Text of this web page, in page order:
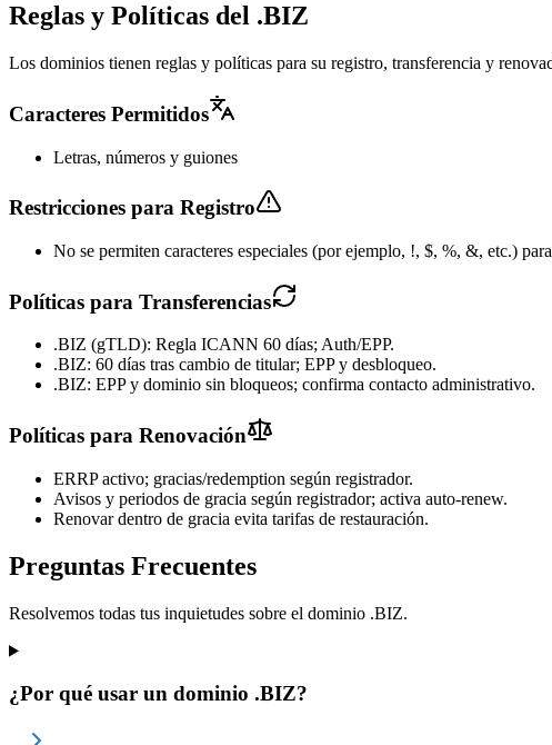
Reglas y Políticas del .BIZ
Los dominios tienen reglas y políticas para su registro, transferencia y
Caracteres Permitidos
Letras, números y guiones
Restricciones para Registro
No se permiten caracteres especiales (por ejemplo, !, $, %, &, etc.)
Políticas para Transferencias
.BIZ (gTLD): Regla ICANN 60 días; Auth/EPP.
.BIZ: 60 días tras cambio de titular; EPP y desbloqueo.
.BIZ: EPP y dominio sin bloqueos; confirma contacto administrativo.
Políticas para Renovación
ERRP activo; gracias/redemption según registrador.
Avisos y periodos de gracia según registrador; activa auto-renew.
Renovar dentro de gracia evita tarifas de restauración.
Preguntas Frecuentes
Resolvemos todas tus inquietudes sobre el dominio .BIZ.
¿Por qué usar un dominio .BIZ?